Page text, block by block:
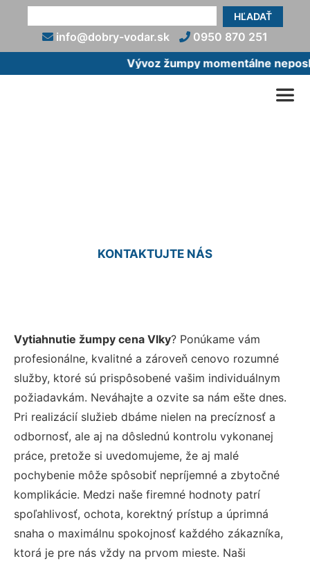
HĽADAŤ
info@dobry-vodar.sk
0950 870 251
Vývoz žumpy momentálne
KONTAKTUJTE NÁS
Vytiahnutie žumpy cena Vlky? Ponúkame vám
profesionálne, kvalitné a zároveň cenovo rozumné
služby, ktoré sú prispôsobené vašim individuálnym
požiadavkám. Neváhajte a ozvite sa nám ešte dnes.
Pri realizácií služieb dbáme nielen na precíznosť a
odbornosť, ale aj na dôslednú kontrolu vykonanej
práce, pretože si uvedomujeme, že aj malé
pochybenie môže spôsobiť nepríjemné a zbytočné
komplikácie. Medzi naše firemné hodnoty patrí
spoľahlivosť, ochota, korektný prístup a úprimná
snaha o maximálnu spokojnosť každého zákazníka,
ktorá je pre nás vždy na prvom mieste. Naši